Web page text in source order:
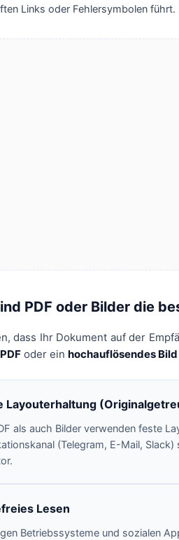
Links oder Fehlersymbolen führt.
PDF oder Bilder die
dass Ihr Dokument auf der
PDF oder ein hochauflösendes Bild
Layouterhaltung
als auch Bilder verwenden feste
(Telegram, E-Mail,
Lesen
Betriebssysteme und sozialen